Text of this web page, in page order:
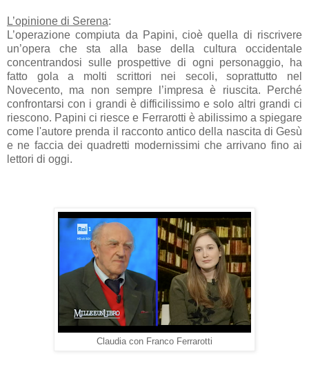
L’opinione di Serena:
L’operazione compiuta da Papini, cioè quella di riscrivere
un’opera che sta alla base della cultura occidentale
concentrandosi sulle prospettive di ogni personaggio, ha
fatto gola a molti scrittori nei secoli, soprattutto nel
Novecento, ma non sempre l’impresa è riuscita. Perché
confrontarsi con i grandi è difficilissimo e solo altri grandi ci
riescono. Papini ci riesce e Ferrarotti è abilissimo a spiegare
come l'autore prenda il racconto antico della nascita di Gesù
e ne faccia dei quadretti modernissimi che arrivano fino ai
lettori di oggi.
Claudia con Franco Ferrarotti